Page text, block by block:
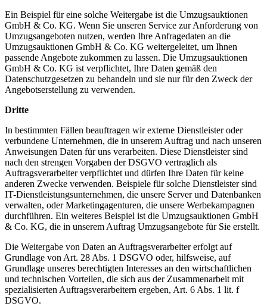
Ein Beispiel für eine solche Weitergabe ist die Umzugsauktionen
GmbH & Co. KG. Wenn Sie unseren Service zur Anforderung von
Umzugsangeboten nutzen, werden Ihre Anfragedaten an die
Umzugsauktionen GmbH & Co. KG weitergeleitet, um Ihnen
passende Angebote zukommen zu lassen. Die Umzugsauktionen
GmbH & Co. KG ist verpflichtet, Ihre Daten gemäß den
Datenschutzgesetzen zu behandeln und sie nur für den Zweck der
Angebotserstellung zu verwenden.
Dritte
In bestimmten Fällen beauftragen wir externe Dienstleister oder
verbundene Unternehmen, die in unserem Auftrag und nach unseren
Anweisungen Daten für uns verarbeiten. Diese Dienstleister sind
nach den strengen Vorgaben der DSGVO vertraglich als
Auftragsverarbeiter verpflichtet und dürfen Ihre Daten für keine
anderen Zwecke verwenden. Beispiele für solche Dienstleister sind
IT-Dienstleistungsunternehmen, die unsere Server und Datenbanken
verwalten, oder Marketingagenturen, die unsere Werbekampagnen
durchführen. Ein weiteres Beispiel ist die Umzugsauktionen GmbH
& Co. KG, die in unserem Auftrag Umzugsangebote für Sie erstellt.
Die Weitergabe von Daten an Auftragsverarbeiter erfolgt auf
Grundlage von Art. 28 Abs. 1 DSGVO oder, hilfsweise, auf
Grundlage unseres berechtigten Interesses an den wirtschaftlichen
und technischen Vorteilen, die sich aus der Zusammenarbeit mit
spezialisierten Auftragsverarbeitern ergeben, Art. 6 Abs. 1 lit. f
DSGVO.